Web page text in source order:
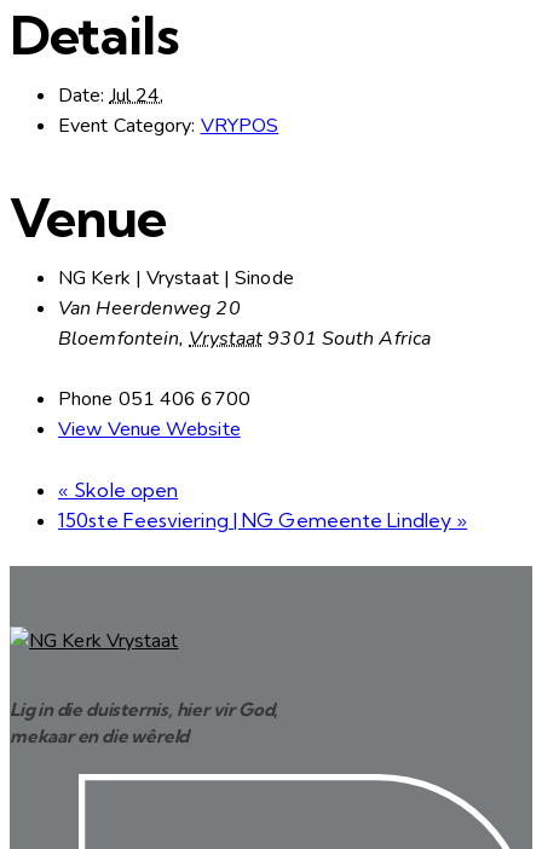
Details
Date: Jul 24,
Event Category: VRYPOS
Venue
NG Kerk | Vrystaat | Sinode
Van Heerdenweg 20
Bloemfontein, Vrystaat9301 South Africa
Phone 051 406 6700
View Venue Website
« Skole open
150ste Feesviering | NG Gemeente Lindley »
Lig in die duisternis, hier vir God,
mekaar en die wêreld